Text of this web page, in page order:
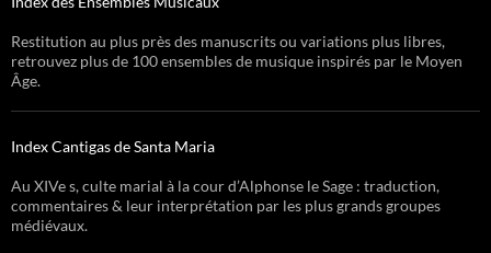
Restitution au plus près des manuscrits ou variations plus libres,
retrouvez plus de 100 ensembles de musique inspirés par le Moyen
Âge.
Index Cantigas de Santa Maria
Au XIVe s, culte marial à la cour d’Alphonse le Sage : traduction,
commentaires & leur interprétation par les plus grands groupes
médiévaux.